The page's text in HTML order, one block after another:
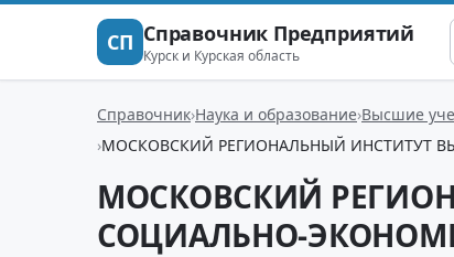
СП Справочник Предприятий
Курск и Курская область
Справочник Наука и образование Высшие
МОСКОВСКИЙ РЕГИОНАЛЬНЫЙ ИНСТИТУТ
МОСКОВСКИЙ
СОЦИАЛЬНО-